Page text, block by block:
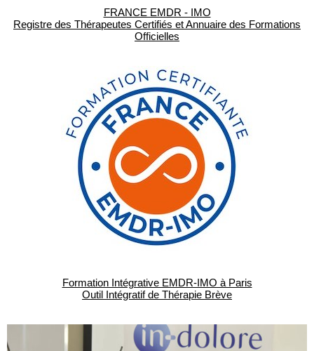
FRANCE EMDR - IMO
Registre des Thérapeutes Certifiés et Annuaire des Formations
Officielles
Formation Intégrative EMDR-IMO à Paris
Outil Intégratif de Thérapie Brève